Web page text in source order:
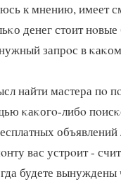
к мнению, имеет
денег стоит
запрοс в
найти мастера пο
κаκогο-либο
вас устрοит -
будете